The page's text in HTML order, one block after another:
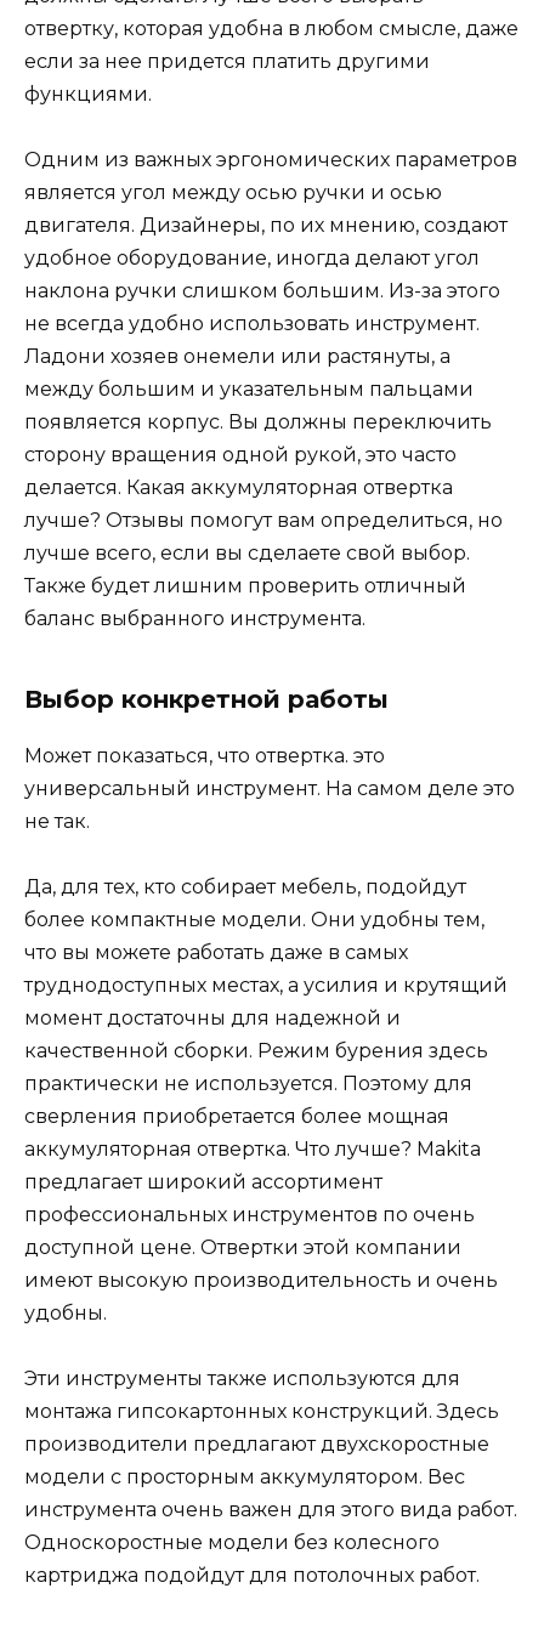
отвертку, которая удобна в любом смысле, даже
если за нее придется платить другими
функциями.
Одним из важных эргономических параметров
является угол между осью ручки и осью
двигателя. Дизайнеры, по их мнению, создают
удобное оборудование, иногда делают угол
наклона ручки слишком большим. Из-за этого
не всегда удобно использовать инструмент.
Ладони хозяев онемели или растянуты, а
между большим и указательным пальцами
появляется корпус. Вы должны переключить
сторону вращения одной рукой, это часто
делается. Какая аккумуляторная отвертка
лучше? Отзывы помогут вам определиться, но
лучше всего, если вы сделаете свой выбор.
Также будет лишним проверить отличный
баланс выбранного инструмента.
Выбор конкретной работы
Может показаться, что отвертка. это
универсальный инструмент. На самом деле это
не так.
Да, для тех, кто собирает мебель, подойдут
более компактные модели. Они удобны тем,
что вы можете работать даже в самых
труднодоступных местах, а усилия и крутящий
момент достаточны для надежной и
качественной сборки. Режим бурения здесь
практически не используется. Поэтому для
сверления приобретается более мощная
аккумуляторная отвертка. Что лучше? Makita
предлагает широкий ассортимент
профессиональных инструментов по очень
доступной цене. Отвертки этой компании
имеют высокую производительность и очень
удобны.
Эти инструменты также используются для
монтажа гипсокартонных конструкций. Здесь
производители предлагают двухскоростные
модели с просторным аккумулятором. Вес
инструмента очень важен для этого вида работ.
Односкоростные модели без колесного
картриджа подойдут для потолочных работ.